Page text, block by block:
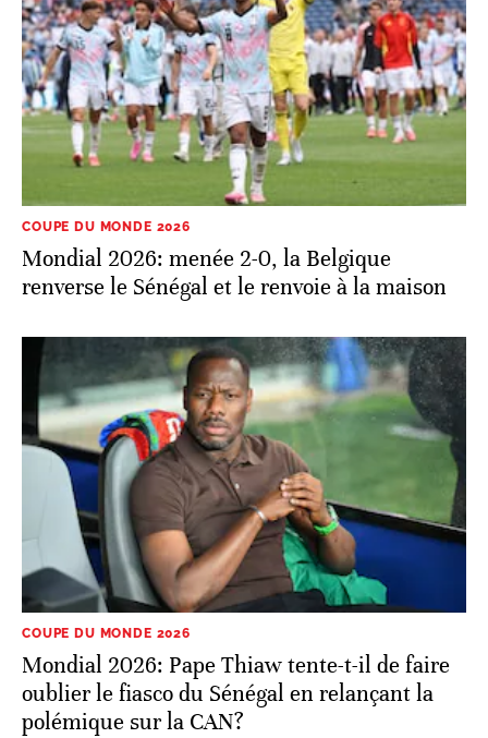
COUPE DU MONDE 2026
Mondial 2026: menée 2-0, la Belgique
renverse le Sénégal et le renvoie à la maison
COUPE DU MONDE 2026
Mondial 2026: Pape Thiaw tente-t-il de faire
oublier le fiasco du Sénégal en relançant la
polémique sur la CAN?